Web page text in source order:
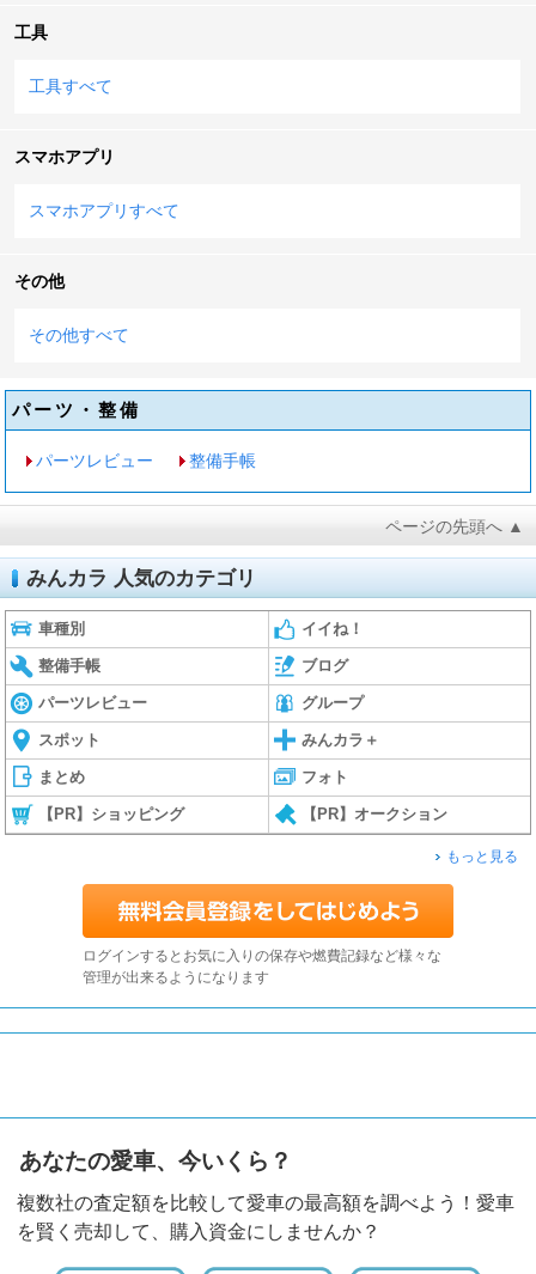
工具
工具すべて
スマホアプリ
スマホアプリすべて
その他
その他すべて
パーツ・整備
パーツレビュー 整備手帳
ページの先頭へ ▲
みんカラ 人気のカテゴリ
車種別 イイね！
整備手帳 ブログ
パーツレビュー グループ
スポット みんカラ＋
まとめ フォト
【PR】ショッピング 【PR】オークション
もっと見る
ログインするとお気に入りの保存や燃費記録など様々な
管理が出来るようになります
あなたの愛車、今いくら？
複数社の査定額を比較して愛車の最高額を調べよう！愛車
を賢く売却して、購入資金にしませんか？